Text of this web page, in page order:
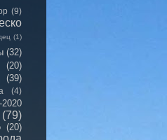
(9)
(1)
(32)
(20)
(39)
(4)
(79)
(20)